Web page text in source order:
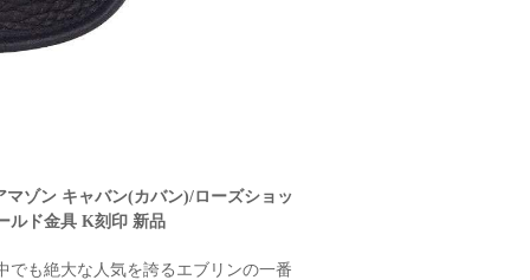
ゾン キャバン(カバン)/ローズショッ
ルド金具 K刻印 新品
でも絶大な人気を誇るエブリンの一番